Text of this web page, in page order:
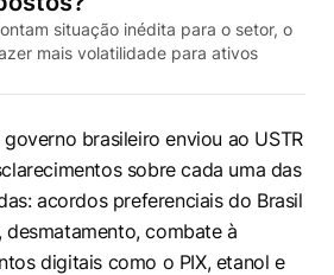
situação inédita para o setor, o
mais volatilidade para ativos
brasileiro enviou ao USTR
sobre cada uma das
acordos preferenciais do Brasil
combate à
digitais como o PIX, etanol e